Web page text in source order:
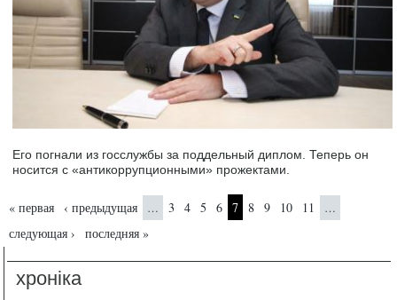
Его погнали из госслужбы за поддельный диплом. Теперь он
носится с «антикоррупционными» прожектами.
Страницы
« первая ‹ предыдущая … 3 4 5 6 7 8 9 10 11 …
следующая › последняя »
хроніка